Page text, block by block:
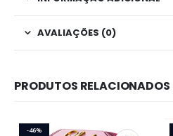
AVALIAÇÕES (0)
PRODUTOS RELACIONADOS
-46%